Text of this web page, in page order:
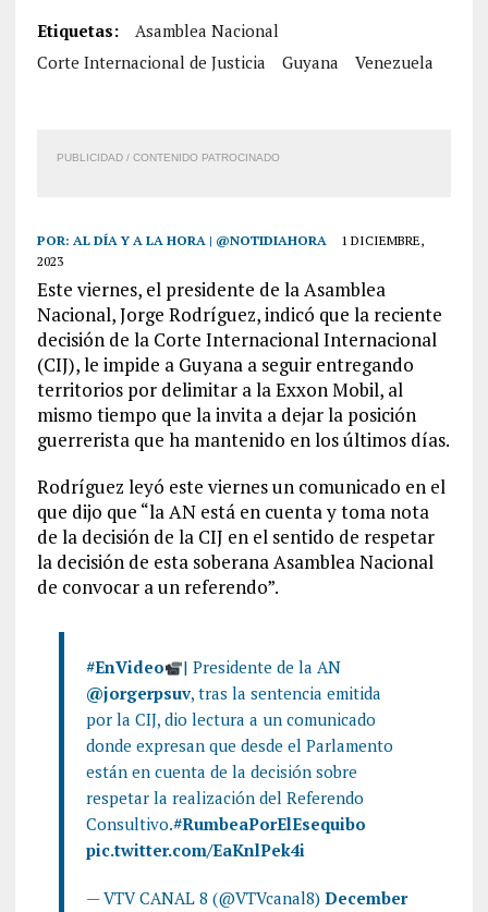
Etiquetas:
Asamblea Nacional
Corte Internacional de Justicia
Guyana Venezuela
PUBLICIDAD / CONTENIDO PATROCINADO
POR: AL DÍA Y A LA HORA | @NOTIDIAHORA
1 DICIEMBRE,
2023
Este viernes, el presidente de la Asamblea
Nacional, Jorge Rodríguez, indicó que la reciente
decisión de la Corte Internacional Internacional
(CIJ), le impide a Guyana a seguir entregando
territorios por delimitar a la Exxon Mobil, al
mismo tiempo que la invita a dejar la posición
guerrerista que ha mantenido en los últimos días.
Rodríguez leyó este viernes un comunicado en el
que dijo que “la AN está en cuenta y toma nota
de la decisión de la CIJ en el sentido de respetar
la decisión de esta soberana Asamblea Nacional
de convocar a un referendo”.
#EnVideo
| Presidente de la AN
@jorgerpsuv, tras la sentencia emitida
por la CIJ, dio lectura a un comunicado
donde expresan que desde el Parlamento
están en cuenta de la decisión sobre
respetar la realización del Referendo
Consultivo.#RumbeaPorElEsequibo
pic.twitter.com/EaKnlPek4i
— VTV CANAL 8 (@VTVcanal8) December